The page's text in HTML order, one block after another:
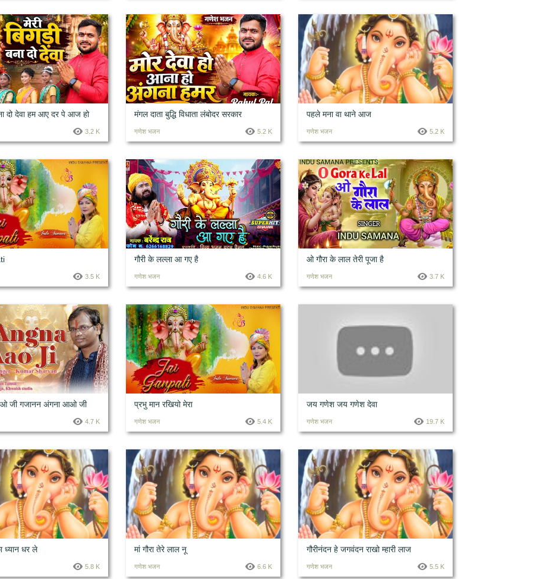
दो देवा हम आए दर पे आज हो
3.2 K
मंगल दाता बुद्धि विधाता लंबोदर सरकार
गणेश भजन 5.2 K
पहले मना वा थाने आज
गणेश भजन 5.2 K
3.5 K
गौरी के लल्ला आ गए है
गणेश भजन 4.6 K
ओ गौरा के लाल तेरी पूजा है
गणेश भजन 3.7 K
जी गजानन अंगना आओ जी
4.7 K
प्रभु मान रखियो मेरा
गणेश भजन 5.4 K
जय गणेश जय गणेश देवा
गणेश भजन 19.7 K
ध्यान धर ले
5.8 K
मां गौरा तेरे लाल नू
गणेश भजन 6.6 K
गौरीनंदन हे जगवंदन राखो म्हारी लाज
गणेश भजन 5.5 K